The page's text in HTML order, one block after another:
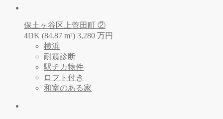
保土ヶ谷区上菅田町 ②
4DK (84.87 m²) 3,280 万円
横浜
耐震診断
駅チカ物件
ロフト付き
和室のある家